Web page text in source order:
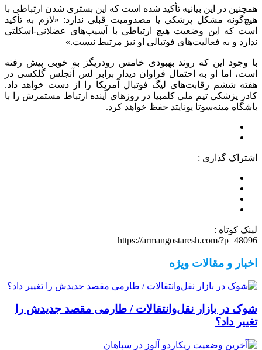
همچنین در این بیانیه تأکید شده است که این بستری شدن ارتباطی با
هیچ‌گونه مشکل پزشکی یا مصدومیت قبلی ندارد: «لازم به تأکید
است که این وضعیت هیچ ارتباطی با آسیب‌های عضلانی-اسکلتی
ندارد و به فعالیت‌های فوتبالی او نیز مرتبط نیست.»
با وجود این که روند بهبودی خامس رودریگز به خوبی پیش رفته
است، اما او به احتمال فراوان دیدار برابر لس آنجلس گلکسی در
هفته ششم رقابت‌های لیگ فوتبال آمریکا را از دست خواهد داد.
کادر پزشکی تیم ملی کلمبیا در روز‌های آینده ارتباط مستمرش را با
باشگاه مینه‌سوتا یونایتد حفظ خواهد کرد.
اشتراک گذاری :
لینک کوتاه :
https://armangostaresh.com/?p=48096
اخبار و مقالات ویژه
شوک در بازار نقل‌وانتقالات / طارمی مقصد جدیدش را
تغییر داد؟